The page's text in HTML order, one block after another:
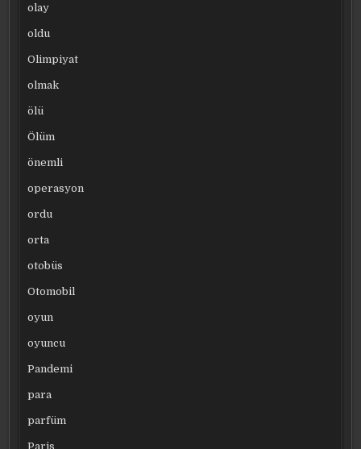
olay
oldu
Olimpiyat
olmak
ölü
Ölüm
önemli
operasyon
ordu
orta
otobüs
Otomobil
oyun
oyuncu
Pandemi
para
parfüm
Paris